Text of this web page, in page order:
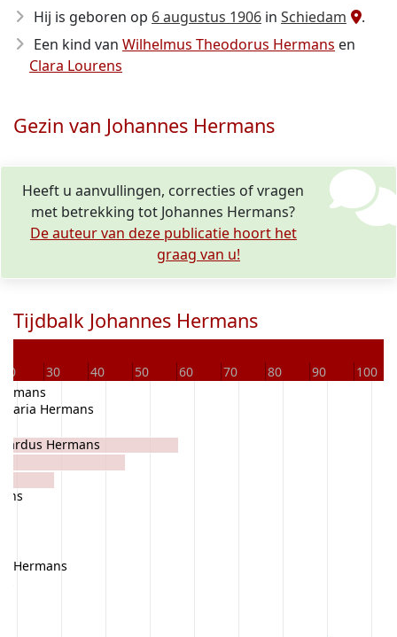
Hij is geboren op 6 augustus 1906 in Schiedam
.
Een kind van Wilhelmus Theodorus Hermans en
Clara Lourens
Gezin van Johannes Hermans
Heeft u aanvullingen, correcties of vragen
met betrekking tot Johannes Hermans?
De auteur van deze publicatie hoort het
graag van u!
Tijdbalk Johannes Hermans
20 30 40 50 60 70 80 90 100
Hermans
Hermans
Hermans